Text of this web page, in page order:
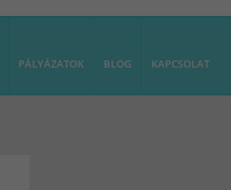
PÁLYÁZATOK BLOG KAPCSOLAT